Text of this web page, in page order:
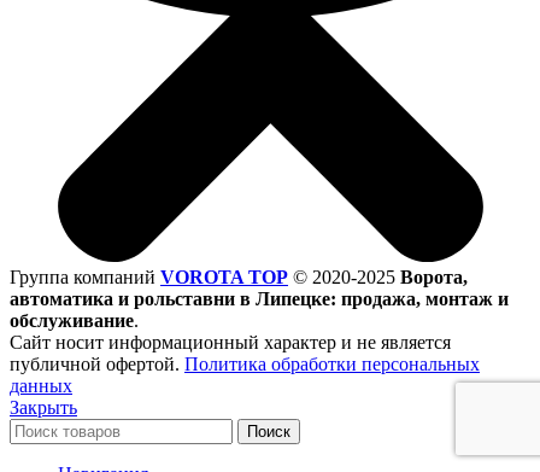
Группа компаний VOROTA TOP © 2020-2025 Ворота,
автоматика и рольставни в Липецке: продажа, монтаж и
обслуживание.
Сайт носит информационный характер и не является
публичной офертой. Политика обработки персональных
данных
Закрыть
Поиск